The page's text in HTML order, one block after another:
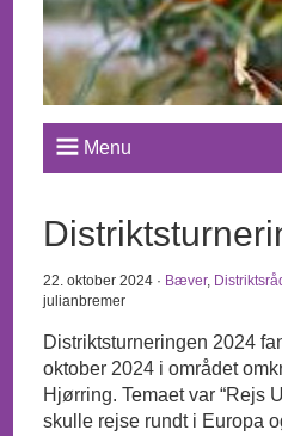
Menu
22. oktober 2024 · Bæver,
julianbremer
Distriktsturneringen 2024
oktober 2024 i området
Hjørring. Temaet var “Rejs
skulle rejse rundt i Europa